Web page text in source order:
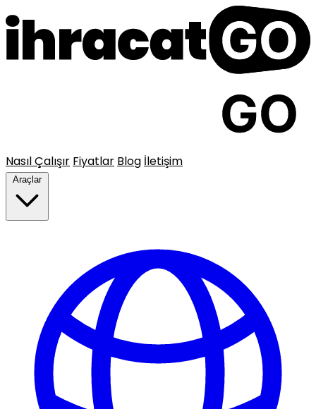
Nasıl Çalışır Fiyatlar Blog İletişim
Araçlar